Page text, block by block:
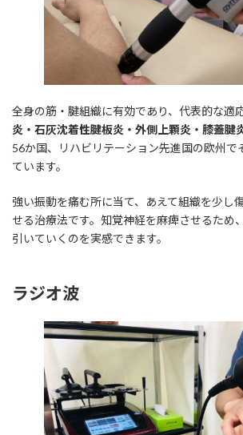
全身の筋・腱組織に有効であり、代表的な適
炎・石灰沈着性腱板炎・外側上顆炎・膝蓋腱
56か国、リハビリテーション先進国の欧州で
ています。
強い振動を痛む所に当て、あえて組織を少し
せる治療法です。知覚神経を麻痺させるため
引いていくのを実感できます。
ラジオ波